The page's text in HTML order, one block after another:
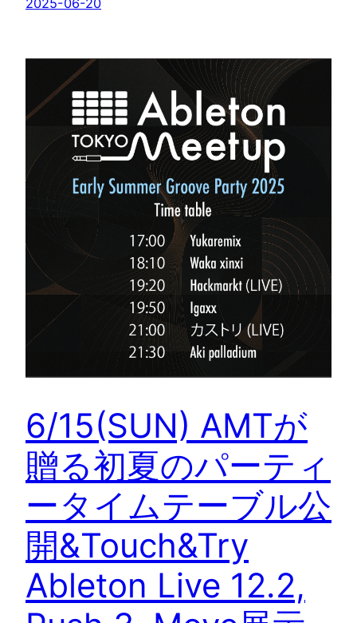
2025-06-20
6/15(SUN) AMTが
贈る初夏のパーティ
ータイムテーブル公
開&Touch&Try
Ableton Live 12.2,